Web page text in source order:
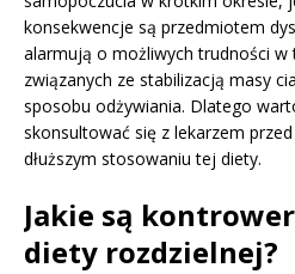
konsekwencje są przedmiotem
alarmują o możliwych trudności w
związanych ze stabilizacją masy
sposobu odżywiania. Dlatego
skonsultować się z lekarzem
dłuższym stosowaniu tej diety.
Jakie są
diety rozdzielnej?